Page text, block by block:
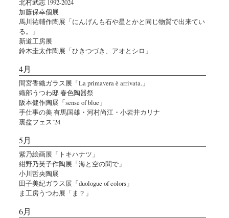
北村武志 1992-2024
加藤保幸個展
馬川祐輔作陶展「にんげんも石や星とかと同じ物質で出来てい
る。」
新道工房展
鈴木圭太作陶展「ひきつづき、アオとシロ」
4月
間宮香織ガラス展「La primavera è arrivata.」
織部うつわ邸 春色陶器祭
阪本健作陶展「sense of blue」
手仕事の美 有馬国雄・河村尚江・小岩井カリナ
裏盆フェス’24
5月
紫乃絵画展「トキハナツ」
紺野乃芙子作陶展「海と空の間で」
小川哲央陶展
田子美紀ガラス展「duologue of colors」
ま工房うつわ展「ま？」
6月